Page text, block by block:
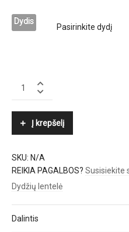
Dydis
BOGNER
quantity
Į krepšelį
SKU: N/A
REIKIA PAGALBOS? Susisiekite
Dydžių lentelė
Dalintis